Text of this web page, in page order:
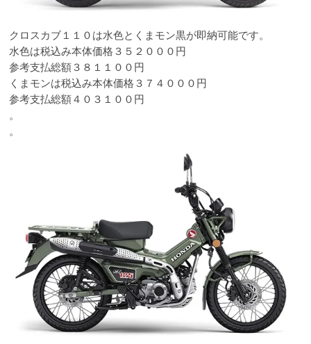
クロスカブ１１０は水色とくまモン黒が即納可能です。
水色は税込み本体価格３５２０００円
参考支払総額３８１１００円
くまモンは税込み本体価格３７４０００円
参考支払総額４０３１００円
。
。